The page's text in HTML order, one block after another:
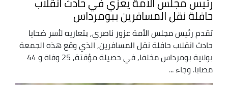
حافلة نقل المسافرين ببومرداس
تقدم رئيس مجلس الأمة عزوز ناصري, بتعازيه لأسر ضحايا
حادث انقلاب حافلة نقل المسافرين, الذي وقع هذه الجمعة
بولاية بومرداس مخلفا, في حصيلة مؤقتة, 25 وفاة و 44
مصابا. وجاء ...